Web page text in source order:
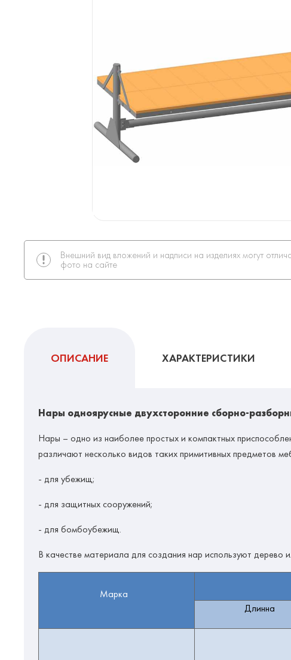
Внешний вид вложений и надписи на изделиях могут
фото на сайте
ОПИСАНИЕ ХАРАКТЕРИСТИКИ
Нары одноярусные двухсторонние сборно-
Нары – одно из наиболее простых и компактных
различают несколько видов таких примитивных предметов
- для убежищ;
- для защитных сооружений;
- для бомбоубежищ.
В качестве материала для создания нар используют дерево
Марка
Длинна